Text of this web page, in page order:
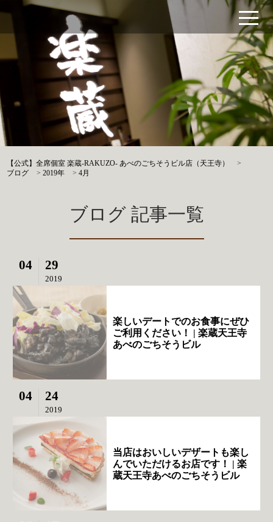
【公式】全席個室 楽蔵‐RAKUZO‐ あべのごちそうビル店（天王寺）
>
ブログ
>2019年 >4月
ブログ 記事一覧
04 29
2019
楽しいデートでのお食事にぜひ
ご利用ください！ | 楽蔵天王寺
あべのごちそうビル
04 24
2019
当店はおいしいデザートも楽し
んでいただけるお店です！ | 楽
蔵天王寺あべのごちそうビル